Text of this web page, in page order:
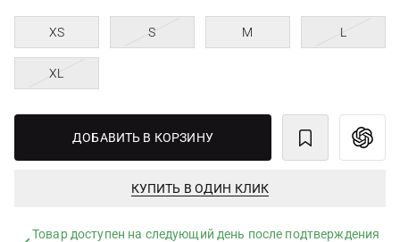
XS S M L
XL
ДОБАВИТЬ В КОРЗИНУ
КУПИТЬ В ОДИН КЛИК
Товар доступен на следующий день после подтверждения